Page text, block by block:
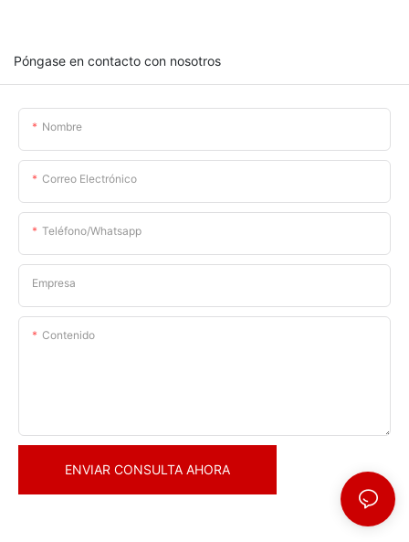
Póngase en contacto con nosotros
Nombre
Correo Electrónico
Teléfono/whatsapp
Empresa
Contenido
ENVIAR CONSULTA AHORA